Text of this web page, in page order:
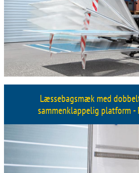
Læssebagsmæk med
sammenklappelig platform -